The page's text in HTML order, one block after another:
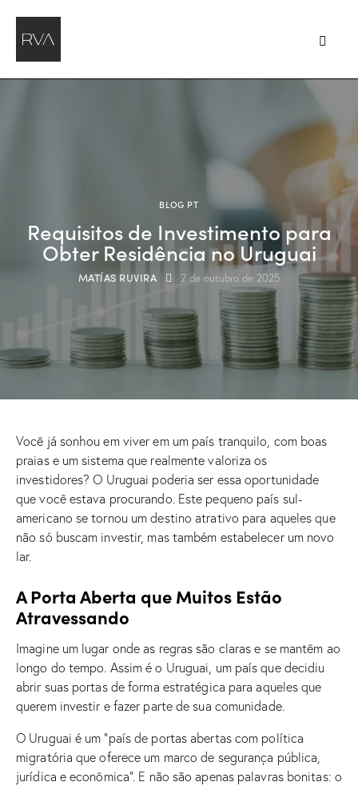
BLOG PT
Requisitos de Investimento para
Obter Residência no Uruguai
MATÍAS RUVIRA 2 de outubro de 2025
Você já sonhou em viver em um país tranquilo, com boas
praias e um sistema que realmente valoriza os
investidores? O Uruguai poderia ser essa oportunidade
que você estava procurando. Este pequeno país sul-
americano se tornou um destino atrativo para aqueles que
não só buscam investir, mas também estabelecer um novo
lar.
A Porta Aberta que Muitos Estão
Atravessando
Imagine um lugar onde as regras são claras e se mantêm ao
longo do tempo. Assim é o Uruguai, um país que decidiu
abrir suas portas de forma estratégica para aqueles que
querem investir e fazer parte de sua comunidade.
O Uruguai é um “país de portas abertas com política
migratória que oferece um marco de segurança pública,
jurídica e econômica”. E não são apenas palavras bonitas: o